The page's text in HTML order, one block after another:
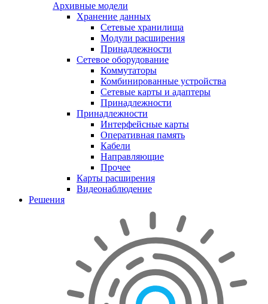
Архивные модели
Хранение данных
Сетевые хранилища
Модули расширения
Принадлежности
Сетевое оборудование
Коммутаторы
Комбинированные устройства
Сетевые карты и адаптеры
Принадлежности
Принадлежности
Интерфейсные карты
Оперативная память
Кабели
Направляющие
Прочее
Карты расширения
Видеонаблюдение
Решения